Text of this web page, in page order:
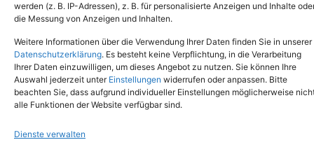
werden (z. B. IP-Adressen), z. B. für personalisierte Anzeigen und Inhalte
die Messung von Anzeigen und Inhalten.
Weitere Informationen über die Verwendung Ihrer Daten finden Sie in unserer
Datenschutzerklärung. Es besteht keine Verpflichtung, in die Verarbeitung
Ihrer Daten einzuwilligen, um dieses Angebot zu nutzen. Sie können Ihre
Auswahl jederzeit unter Einstellungen widerrufen oder anpassen. Bitte
beachten Sie, dass aufgrund individueller Einstellungen möglicherweise
alle Funktionen der Website verfügbar sind.
Dienste verwalten
Copyright © 2024. Alle Rechte vorbehalten.
Tel.: (02651) - 77438info@tierheim-mayen.de
In der Pluns 1, 56727 Mayen